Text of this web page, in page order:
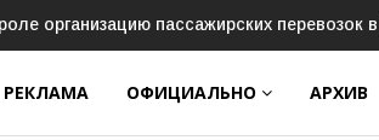
пройдёт конкурс «Ветеранское
ОФИЦИАЛЬНО АРХИВ